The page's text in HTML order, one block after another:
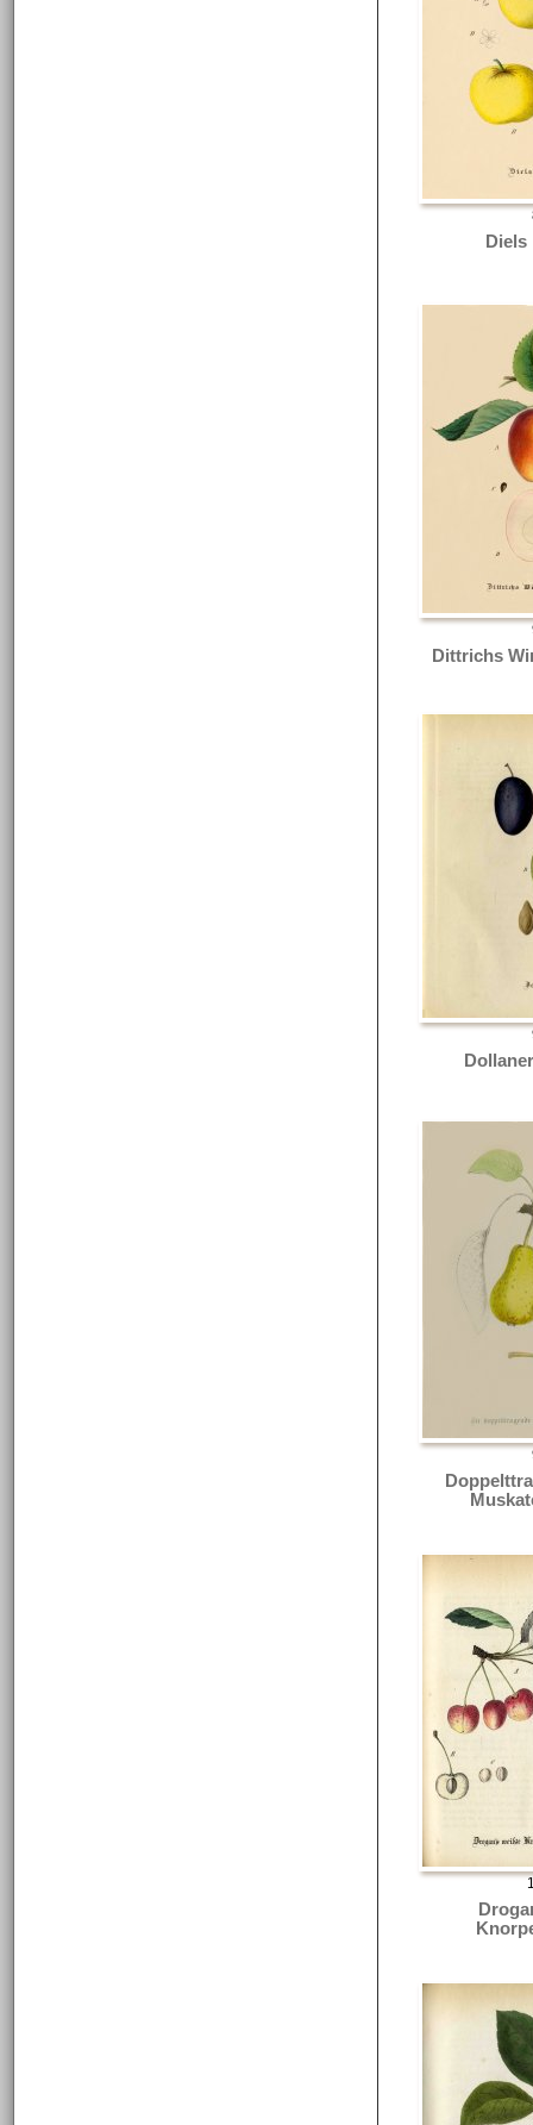
Diels
Dittrichs